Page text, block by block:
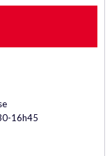
16h45